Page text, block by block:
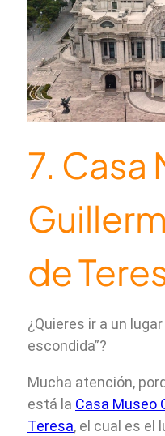
7. Casa
de
¿Quieres ir a un
escondida”?
Mucha atención,
está la Casa Museo
Teresa, el cual es el